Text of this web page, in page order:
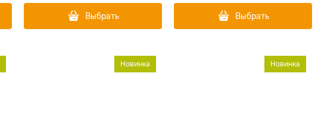
Выбрать Выбрать
Новинка Новинка